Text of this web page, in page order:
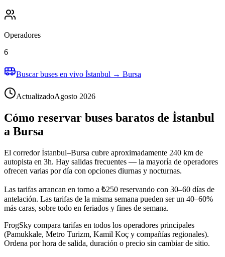
Operadores
6
Buscar buses en vivo İstanbul → Bursa
ActualizadoAgosto 2026
Cómo reservar buses baratos de İstanbul
a Bursa
El corredor İstanbul–Bursa cubre aproximadamente 240 km de
autopista en 3h. Hay salidas frecuentes — la mayoría de operadores
ofrecen varias por día con opciones diurnas y nocturnas.
Las tarifas arrancan en torno a ₺250 reservando con 30–60 días de
antelación. Las tarifas de la misma semana pueden ser un 40–60%
más caras, sobre todo en feriados y fines de semana.
FrogSky compara tarifas en todos los operadores principales
(Pamukkale, Metro Turizm, Kamil Koç y compañías regionales).
Ordena por hora de salida, duración o precio sin cambiar de sitio.